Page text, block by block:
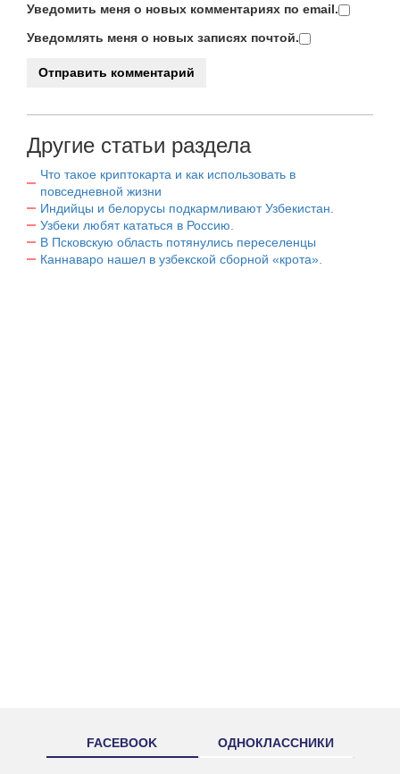
Уведомить меня о новых комментариях по email.
Уведомлять меня о новых записях почтой.
Другие статьи раздела
Что такое криптокарта и как использовать в
повседневной жизни
Индийцы и белорусы подкармливают Узбекистан.
Узбеки любят кататься в Россию.
В Псковскую область потянулись переселенцы
Каннаваро нашел в узбекской сборной «крота».
FACEBOOK ОДНОКЛАССНИКИ